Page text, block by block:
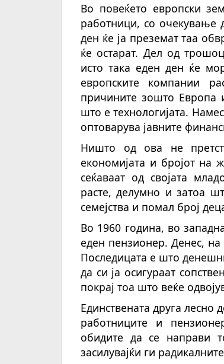
УНИЈА?
Во повеќето европски
работници, со очекување
ден ќе ја преземат таа
ќе остарат. Дел од
исто така еден ден ќе
европските компании
причините зошто Европа
што е технологијата.
оптоварува јавните
Ништо од ова не
економијата и бројот на
сеќаваат од својата
расте, делумно и затоа
семејства и помал број
Во 1960 година, во
еден пензионер. Денес,
Последицата е што
да си ја осигураат
покрај тоа што веќе
Единствената друга
работниците и
обидите да се направи
засилувајќи ги